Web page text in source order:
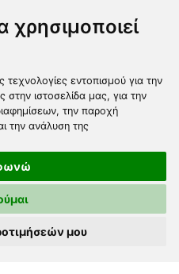
χρησιμοποιεί
εντοπισμού για την
στην ιστοσελίδα μας, για την
την παροχή
την ανάλυση της
μου